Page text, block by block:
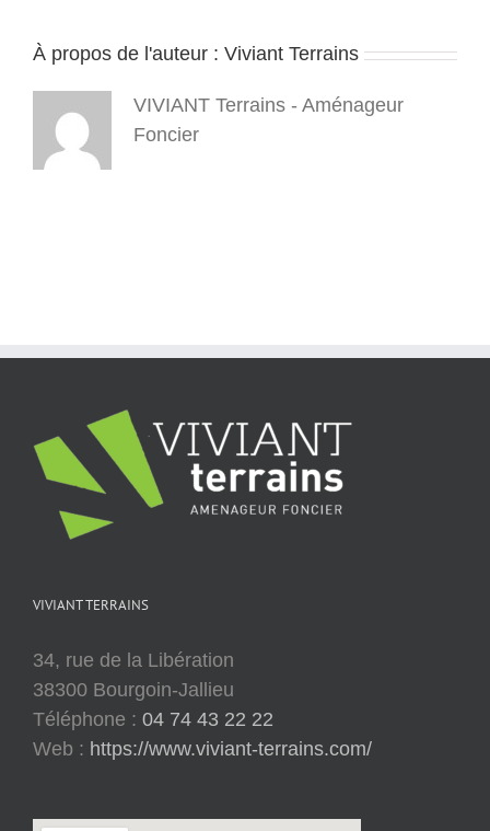
À propos de l'auteur : Viviant Terrains
VIVIANT Terrains - Aménageur
Foncier
VIVIANT TERRAINS
34, rue de la Libération
38300 Bourgoin-Jallieu
Téléphone : 04 74 43 22 22
Web : https://www.viviant-terrains.com/